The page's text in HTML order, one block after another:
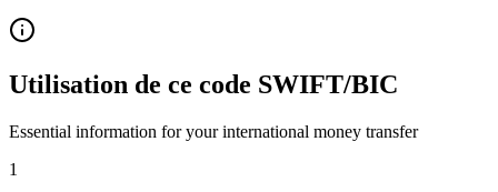
Utilisation de ce code SWIFT/BIC
Essential information for your international money transfer
1